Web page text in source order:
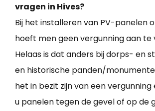
vragen in Hives?
Bij het installeren van PV-panelen
hoeft men geen vergunning aan te
Helaas is dat anders bij dorps- en
en historische panden/
het in bezit zijn van een vergunning
u panelen tegen de gevel of op de